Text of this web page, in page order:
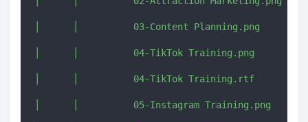
│      │          03-Content Planning.png
│      │          04-TikTok Training.png
│      │          04-TikTok Training.rtf
│      │          05-Instagram Training.png